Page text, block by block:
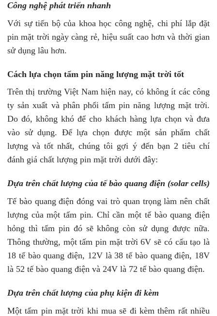
Công nghệ phát triển nhanh
Với sự tiến bộ của khoa học công nghệ, chi phí lắp đặt
pin mặt trời ngày càng rẻ, hiệu suất cao hơn và thời gian
sử dụng lâu hơn.
Cách lựa chọn tấm pin năng lượng mặt trời tốt
Trên thị trường Việt Nam hiện nay, có không ít các công
ty sản xuất và phân phối tấm pin năng lượng mặt trời.
Do đó, không khó để cho khách hàng lựa chọn và đưa
vào sử dụng. Để lựa chọn được một sản phẩm chất
lượng và tốt nhất, chúng tôi gợi ý đến bạn 2 tiêu chí
đánh giá chất lượng pin mặt trời dưới đây:
Dựa trên chất lượng của tế bào quang điện (solar cells)
Tế bào quang điện đóng vai trò quan trọng làm nên chất
lượng của một tấm pin. Chỉ cần một tế bào quang điện
hỏng thì tấm pin đó sẽ không còn sử dụng được nữa.
Thông thường, một tấm pin mặt trời 6V sẽ có cấu tạo là
18 tế bào quang điện, 12V là 38 tế bào quang điện, 18V
là 52 tế bào quang điện và 24V là 72 tế bào quang điện.
Dựa trên chất lượng của phụ kiện đi kèm
Một tấm pin mặt trời khi mua sẽ đi kèm thêm rất nhiều